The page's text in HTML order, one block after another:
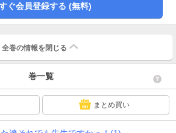
ぐ会員登録する (無料)
全巻の情報を 閉じる
巻一覧
まとめ買い